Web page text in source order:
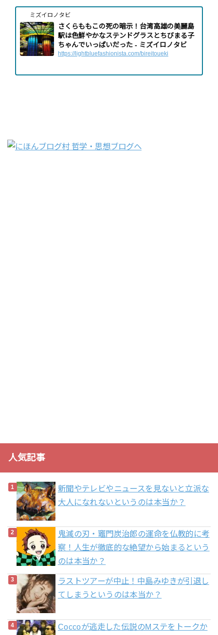
ミズイロノタビ
さくらももこの死の暗示！台湾高雄の美麗島
駅は色鮮やかなステンドグラスとちびまる子
ちゃんでいっぱいだった - ミズイロノタビ
https://lightbluefashionista.com/bireitoueki
人気記事
新聞やテレビやニュースを見ないと立派な
大人になれないというのは本当か？
鬼滅の刃・竈門炭治郎の運命を仏教的に考
察！人生が徹底的な絶望から始まるという
のは本当か？
ラストツアーが中止！中島みゆきが引退し
てしまうというのは本当か？
Coccoが逃走した伝説のMステをトークか